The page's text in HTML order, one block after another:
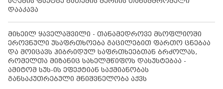
დააკავა
მიხეილ ყაველაშვილი - თანამედროვე მსოფლიოში
ეროვნული უსაფრთხოება გაცილებით ფართო ცნებაა
და მოიცავს ჰიბრიდულ საფრთხეებთან ბრძოლას,
რომელთა მიზანიც სახელმწიფოს დასუსტებაა -
ამიტომ სუს-ის ეფექტიან საქმიანობას
განსაკუთრებული მნიშვნელობა აქვს